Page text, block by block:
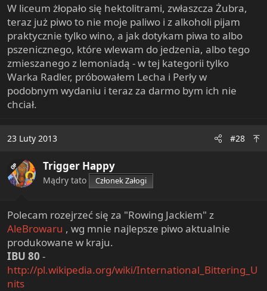
W liceum żłopało się hektolitrami, zwłaszcza Żubra,
teraz już piwo to nie moje paliwo i z alkoholi pijam
praktycznie tylko wino, a jak dotykam piwa to albo
pszenicznego, które wlewam do jedzenia, albo tego
zmieszanego z lemoniadą - w tej kategorii tylko
Warka Radler, próbowałem Lecha i Perły w
podobnym wydaniu i teraz za darmo bym ich nie
chciał.
23 Luty 2013 #28
OP Trigger Happy
Mądry tato Członek Załogi
Polecam rozejrzeć się za "Rowing Jackiem" z
AleBrowaru , wg mnie najlepsze piwo aktualnie
produkowane w kraju.
IBU 80 -
http://pl.wikipedia.org/wiki/International_Bittering_U
nits